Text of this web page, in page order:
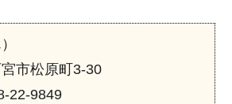
市松原町3-30
22-9849